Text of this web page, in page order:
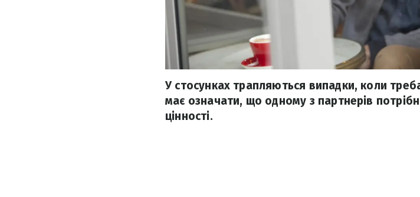
У стосунках трапляються випадки, коли
має означати, що одному з партнерів
цінності.